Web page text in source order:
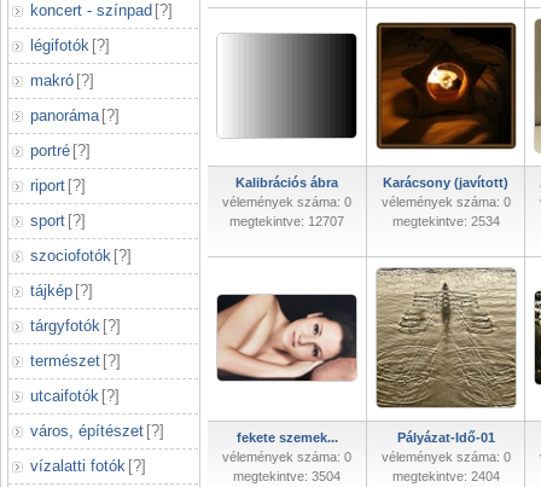
koncert - színpad [?]
légifotók [?]
makró [?]
panoráma [?]
portré [?]
riport [?]
sport [?]
szociofotók [?]
tájkép [?]
tárgyfotók [?]
természet [?]
utcaifotók [?]
város, építészet [?]
vízalatti fotók [?]
Kalibrációs ábra
vélemények száma: 0
megtekintve: 12707
Karácsony (javított)
vélemények száma: 0
megtekintve: 2534
fekete szemek...
vélemények száma: 0
megtekintve: 3504
Pályázat-Idő-01
vélemények száma: 0
megtekintve: 2404